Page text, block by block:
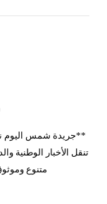
**جريدة شمس اليوم
تنقل الأخبار الوطنية
متنوع